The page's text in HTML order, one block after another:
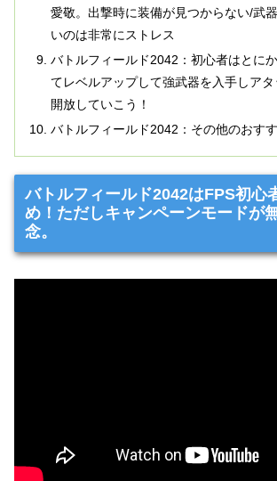
愛敬。出撃時に装備が見つからない/武
いのは非常にストレス
バトルフィールド2042：初心者はとに
てレベルアップして強武器を入手しア
開放していこう！
バトルフィールド2042：その他のおす
バトルフィールド2042はFPS初心
め！ただしキャンペーンモードが
念。